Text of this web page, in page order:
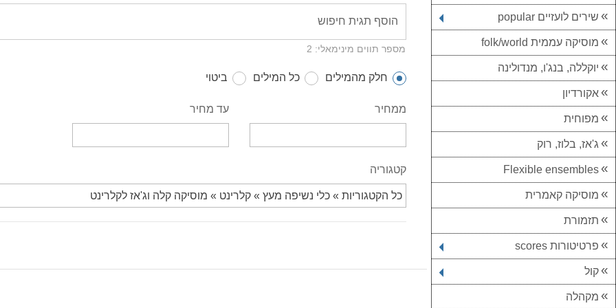
שירים לועזיים popular
מוסיקה עממית folk/world
יוקללה, בנג'ו, מנדולינה
אקורדיון
מפוחית
ג'אז, בלוז, רוק
Flexible ensembles
מוסיקה קאמרית
תזמורת
פרטיטורות scores
קול
מקהלה
מספר תווים מינימאלי: 2
חלק מהמילים כל המילים ביטוי
ממחיר עד מחיר
קטגוריה